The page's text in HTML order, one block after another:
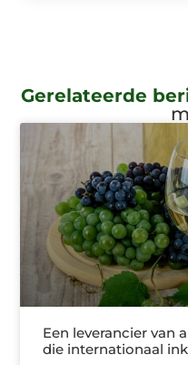
Gerelateerde
Een leverancier van
die internationaal